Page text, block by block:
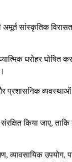
सांस्कृतिक
धरोहर घोषित
प्रशासनिक
किया जाए, ताकि
उपयोग,